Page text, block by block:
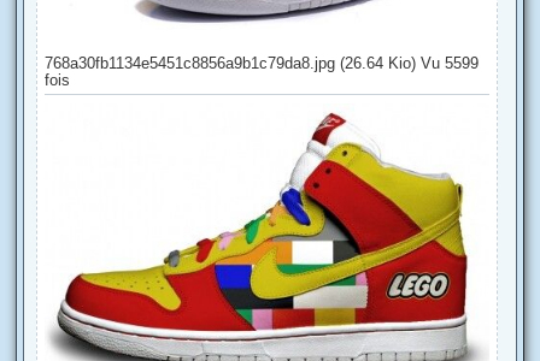
768a30fb1134e5451c8856a9b1c79da8.jpg (26.64 Kio) Vu 5599
fois